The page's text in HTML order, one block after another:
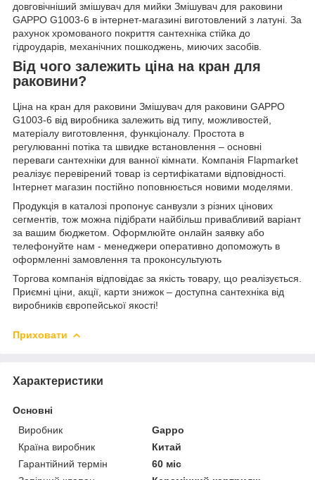
довговічніший змішувач для мийки Змішувач для раковини
GAPPO G1003-6 в інтернет-магазині виготовлений з латуні. За
рахунок хромованого покриття сантехніка стійка до
гідроударів, механічних пошкоджень, миючих засобів.
Від чого залежить ціна на кран для
раковини?
Ціна на кран для раковини Змішувач для раковини GAPPO
G1003-6 від виробника залежить від типу, можливостей,
матеріалу виготовлення, функціоналу. Простота в
регулюванні потіка та швидке встановлення – основні
переваги сантехніки для ванної кімнати. Компанія Flapmarket
реалізує перевірений товар із сертифікатами відповідності.
Інтернет магазин постійно поповнюється новими моделями.
Продукція в каталозі пропонує санвузли з різних цінових
сегментів, тож можна підібрати найбільш привабливий варіант
за вашим бюджетом. Оформлюйте онлайн заявку або
телефонуйте нам - менеджери оперативно допоможуть в
оформленні замовлення та проконсультують
Торгова компанія відповідає за якість товару, що реалізується.
Приємні ціни, акції, карти знижок – доступна сантехніка від
виробників європейської якості!
Приховати
Характеристики
Основні
Виробник
Gappo
Країна виробник
Китай
Гарантійний термін
60 міс